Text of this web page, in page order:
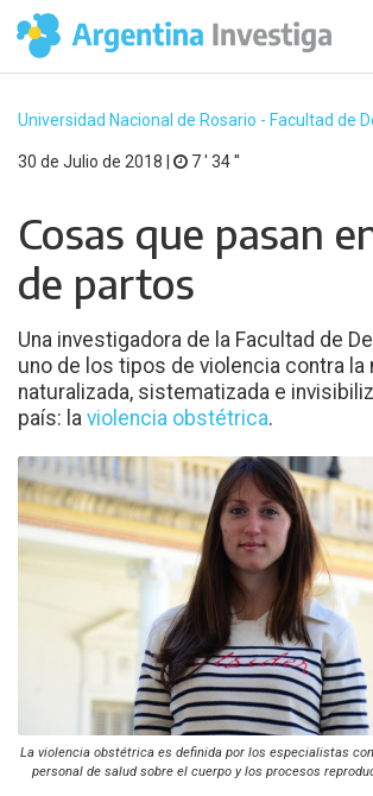
Universidad Nacional de Rosario - Facultad de
30 de Julio de 2018 | 7 ′ 34 ′′
Cosas que pasan
de partos
Una investigadora de la Facultad de
uno de los tipos de violencia contra la
naturalizada, sistematizada e
país: la violencia obstétrica.
La violencia obstétrica es definida por los especialistas
personal de salud sobre el cuerpo y los procesos